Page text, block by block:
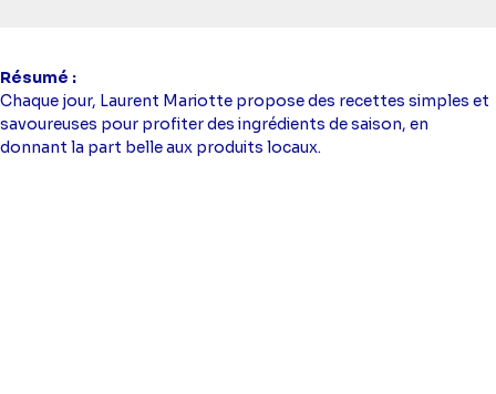
Résumé
Chaque jour, Laurent Mariotte propose des recettes simples et
savoureuses pour profiter des ingrédients de saison, en
donnant la part belle aux produits locaux.